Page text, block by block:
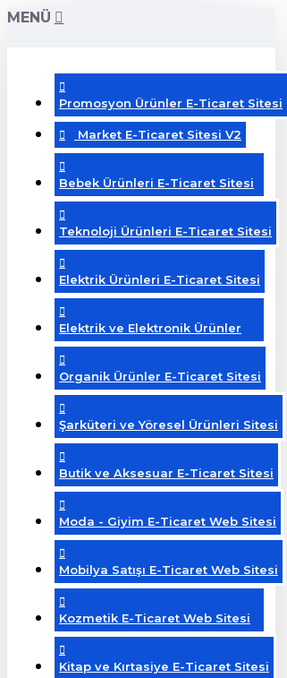
MENÜ
Promosyon Ürünler E-Ticaret Sitesi
Market E-Ticaret Sitesi V2
Bebek Ürünleri E-Ticaret Sitesi
Teknoloji Ürünleri E-Ticaret Sitesi
Elektrik Ürünleri E-Ticaret Sitesi
Elektrik ve Elektronik Ürünler
Organik Ürünler E-Ticaret Sitesi
Şarküteri ve Yöresel Ürünleri Sitesi
Butik ve Aksesuar E-Ticaret Sitesi
Moda - Giyim E-Ticaret Web Sitesi
Mobilya Satışı E-Ticaret Web Sitesi
Kozmetik E-Ticaret Web Sitesi
Kitap ve Kırtasiye E-Ticaret Sitesi